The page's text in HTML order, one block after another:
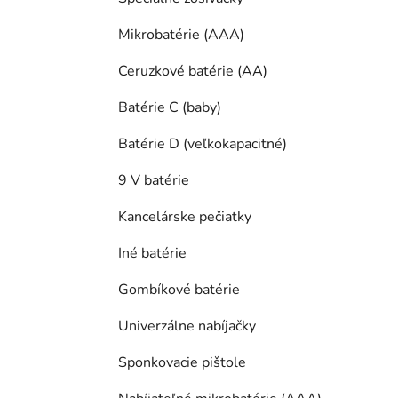
Mikrobatérie (AAA)
Ceruzkové batérie (AA)
Batérie C (baby)
Batérie D (veľkokapacitné)
9 V batérie
Kancelárske pečiatky
Iné batérie
Gombíkové batérie
Univerzálne nabíjačky
Sponkovacie pištole